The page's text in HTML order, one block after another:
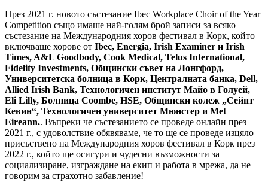
През 2021 г. новото състезание Ibec Workplace Choir of the Year
Competition също имаше най-голям брой записи за всяко
състезание на Международния хоров фестивал в Корк, който
включваше хорове от Ibec, Energia, Irish Examiner и Irish
Times, A&L Goodbody, Cook Medical, Telus International,
Fidelity Investments, Общински съвет на Лонгфорд,
Университетска болница в Корк, Централната банка, Dell,
Allied Irish Bank, Технологичен институт Майо в Голуей,
Eli Lilly, Болница Coombe, HSE, Общински колеж „Сейнт
Кевин“, Технологичен университет Мюнстер и Met
Eireann.. Въпреки че състезанието се проведе онлайн през
2021 г., с удоволствие обявяваме, че то ще се проведе изцяло
присъствено на Международния хоров фестивал в Корк през
2022 г., който ще осигури и чудесни възможности за
социализиране, изграждане на екип и работа в мрежа, да не
говорим за страхотно забавление!